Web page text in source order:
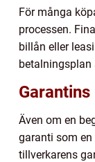
För många
processen.
billån eller
betalningsplan
Även om en
garanti som
tillverkarens